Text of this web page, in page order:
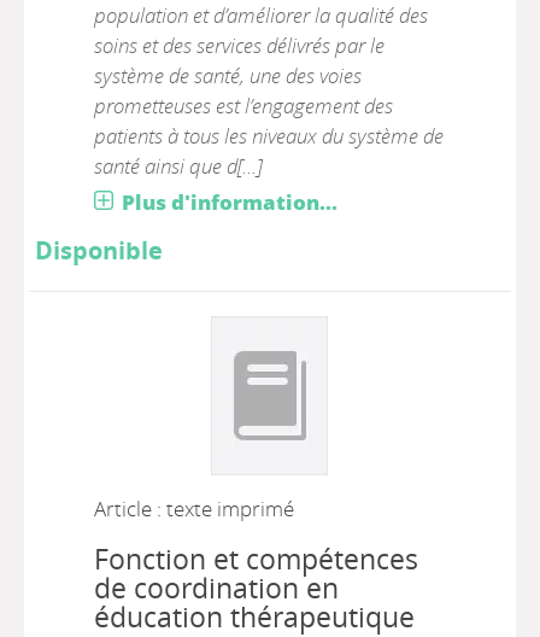
population et d’améliorer la qualité des
soins et des services délivrés par le
système de santé, une des voies
prometteuses est l’engagement des
patients à tous les niveaux du système de
santé ainsi que d[...]
Plus d'information...
Disponible
Article : texte imprimé
Fonction et compétences
de coordination en
éducation thérapeutique